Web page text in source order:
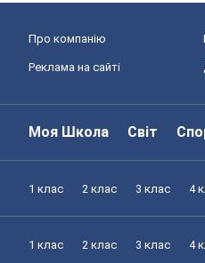
Про компанію
Реклама на сайті
Моя Школа Світ
1 клас 2 клас 3 клас 4
1 клас 2 клас 3 клас 4